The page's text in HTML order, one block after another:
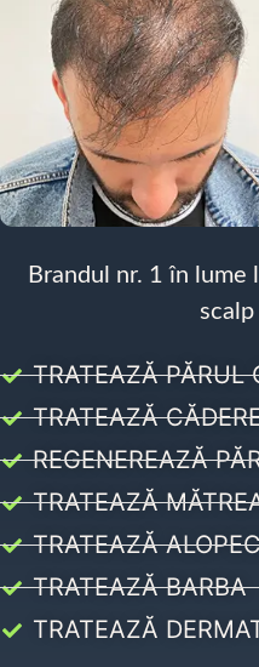
Brandul nr. 1 în lume
scalp
TRATEAZĂ PĂRUL
TRATEAZĂ
REGENEREAZĂ
TRATEAZĂ
TRATEAZĂ
TRATEAZĂ BARBA
TRATEAZĂ